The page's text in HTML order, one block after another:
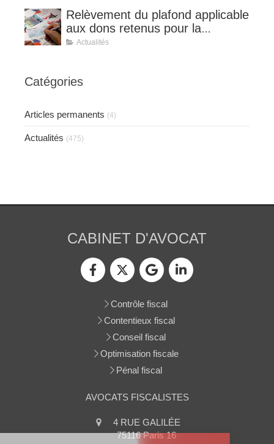
Relèvement du plafond applicable
aux dons retenus pour la
détermination de la réduction
Actualités
Catégories
Articles permanents (4)
Actualités (475)
CABINET D'AVOCAT
Contrôle fiscal
Contentieux fiscal
Conseil fiscal
Optimisation fiscale
Pénal fiscal
AVOCATS FISCALISTES
4 RUE GALILÉE
75116 Paris 16